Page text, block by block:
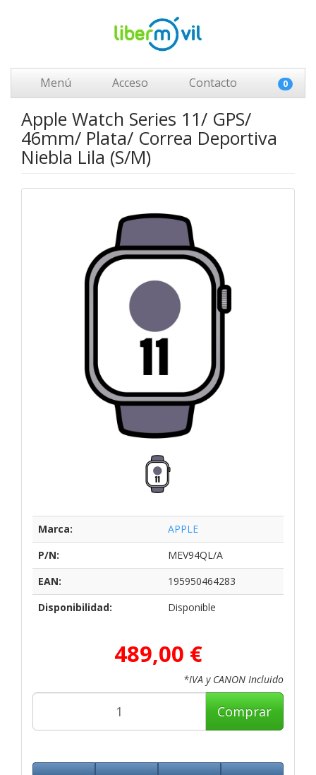
Menú Acceso Contacto 0
Apple Watch Series 11/ GPS/
46mm/ Plata/ Correa Deportiva
Niebla Lila (S/M)
Marca:
APPLE
P/N:
MEV94QL/A
EAN:
195950464283
Disponibilidad:
Disponible
489,00 €
*IVA y CANON Incluido
Comprar